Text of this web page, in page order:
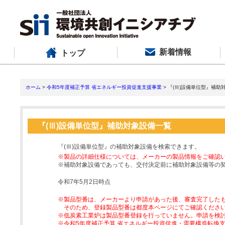
トップ 新着情報
ホーム > 令和5年度補正予算 省エネルギー投資促進支援事業 > 『(Ⅲ)設備単位型』補助
『(Ⅲ)設備単位型』補助対象設備一覧
『(Ⅲ)設備単位型』の補助対象設備を検索できます。
※製品の詳細仕様については、メーカーの製品情報をご確認
※補助対象設備であっても、交付決定前に補助対象設備等の
令和7年5月2日時点
※製品型番は、メーカーより申請があった後、審査完了した
そのため、登録製品型番は都度本ページにてご確認くださ
※低炭素工業炉は製品型番登録を行っていません。申請を検
※令和5年度補正予算 省エネルギー投資促進・需要構造転換